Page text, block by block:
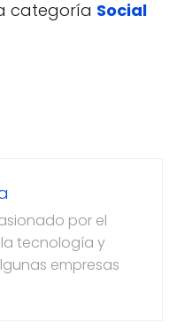
categoría Social
por el
tecnología y
empresas